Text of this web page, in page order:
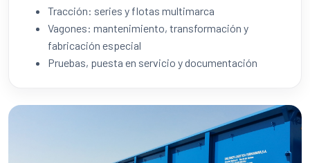
Tracción: series y flotas multimarca
Vagones: mantenimiento, transformación y
fabricación especial
Pruebas, puesta en servicio y documentación